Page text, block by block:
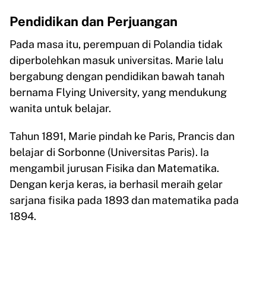
Pendidikan dan Perjuangan
Pada masa itu, perempuan di Polandia tidak
diperbolehkan masuk universitas. Marie lalu
bergabung dengan pendidikan bawah tanah
bernama Flying University, yang mendukung
wanita untuk belajar.
Tahun 1891, Marie pindah ke Paris, Prancis dan
belajar di Sorbonne (Universitas Paris). Ia
mengambil jurusan Fisika dan Matematika.
Dengan kerja keras, ia berhasil meraih gelar
sarjana fisika pada 1893 dan matematika pada
1894.